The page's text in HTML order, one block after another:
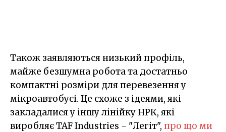
Також заявляються низький профіль,
майже безшумна робота та достатньо
компактні розміри для перевезення у
мікроавтобусі. Це схоже з ідеями, які
закладалися у іншу лінійку НРК, які
виробляє TAF Industries - "Легіт", про що ми